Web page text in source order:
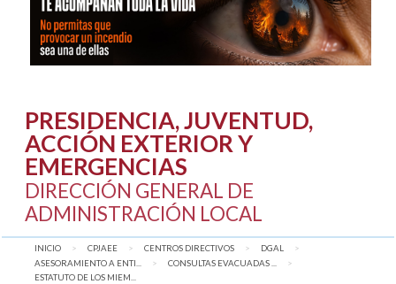
PRESIDENCIA, JUVENTUD,
ACCIÓN EXTERIOR Y
EMERGENCIAS
DIRECCIÓN GENERAL DE
ADMINISTRACIÓN LOCAL
INICIO CPJAEE CENTROS DIRECTIVOS
DGAL
ASESORAMIENTO A ENTI...
CONSULTAS EVACUADAS ...
AQUÍ:
ESTATUTO DE LOS MIEM...